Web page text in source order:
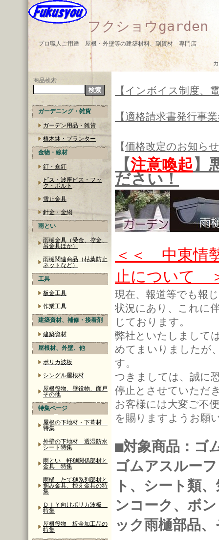
フクショウgarden
プロ職人ご用達 屋根・外壁等の建築材料、副資材 専門店
商品検索
ガーデニング・雑貨
ガーデン用品・雑貨
植木鉢・プランター
金物・線材
釘・傘釘
ビス・波座ビス・フッ
ク・ボルト
雪止金具
針金・金網
雨とい
雨樋金具（受金、控金、
吊金具ほか）
雨樋関連商品（枯葉防止
ネットなど）
工具
板金工具
作業工具
建築資材、補修・接着剤
建築資材
屋根材、外壁、他
ポリカ波板
シングル屋根材
屋根役物、壁役物、面戸
その他
特集ページ
屋根の下地材・下葺材
特集
外壁の下地材 透湿防水
シート特集
雨とい 軒樋関係部材と
金具 特集
雨樋 たて樋系列部材と
掴み金具、控え金具の特
集
ＤＩＹ向けポリカ波板
特集
屋根役物 板金加工品の
特集
【インボイス制度、
【適格請求書発行事
【価格改定のお知らせ
【注意喚起】
ださい！
＜＜ 中東情
止について
現在、報道等でも報
状況にあり、これに
じております。
弊社といたしまして
めてまいりましたが
す。
つきましては、誠に
停止とさせていただ
お客様には大変ご不
を賜りますようお願
■対象商品：ゴ
ゴムアスルー
ト、シート類
ンコーク、ボ
ック雨樋部品